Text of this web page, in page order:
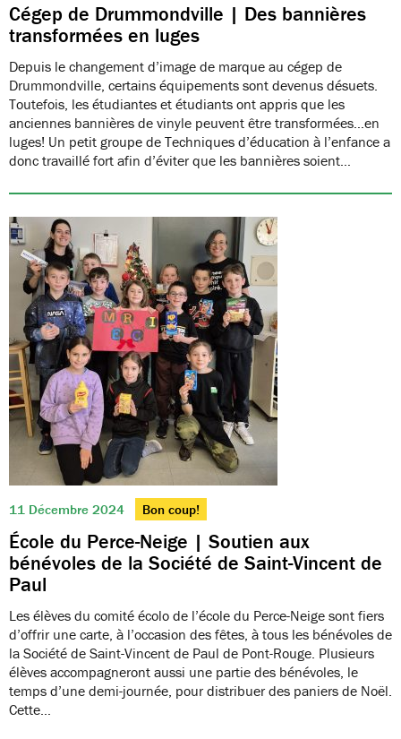
Cégep de Drummondville | Des bannières
transformées en luges
Depuis le changement d’image de marque au cégep de
Drummondville, certains équipements sont devenus désuets.
Toutefois, les étudiantes et étudiants ont appris que les
anciennes bannières de vinyle peuvent être transformées…en
luges! Un petit groupe de Techniques d’éducation à l’enfance a
donc travaillé fort afin d’éviter que les bannières soient…
11 Décembre 2024 Bon coup!
École du Perce-Neige | Soutien aux
bénévoles de la Société de Saint-Vincent de
Paul
Les élèves du comité écolo de l’école du Perce-Neige sont fiers
d’offrir une carte, à l’occasion des fêtes, à tous les bénévoles de
la Société de Saint-Vincent de Paul de Pont-Rouge. Plusieurs
élèves accompagneront aussi une partie des bénévoles, le
temps d’une demi-journée, pour distribuer des paniers de Noël.
Cette…